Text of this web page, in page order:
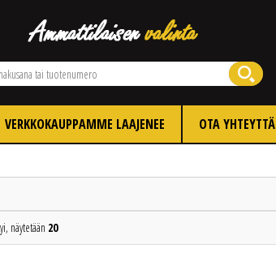
VERKKOKAUPPAMME LAAJENEE OTA YHTEYTTÄ
näytetään 20Edellinen